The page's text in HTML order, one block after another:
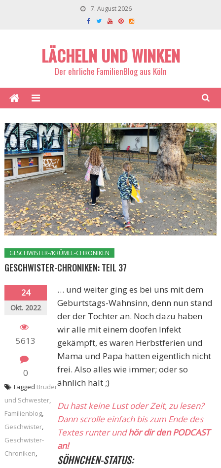
7. August 2026
LÄCHELN UND WINKEN
Der ehrliche FamilienBlog aus Köln
GESCHWISTER-/KRÜMEL-CHRONIKEN
GESCHWISTER-CHRONIKEN: TEIL 37
24
Okt. 2022
5613
0
… und weiter ging es bei uns mit dem
Geburtstags-Wahnsinn, denn nun stand
der der Tochter an. Noch dazu haben
wir alle mit einem doofen Infekt
gekämpft, es waren Herbstferien und
Mama und Papa hatten eigentlich nicht
frei. Also alles wie immer; oder so
ähnlich halt ;)
Du hast keine Lust oder Zeit, zu lesen?
Dann scrolle einfach bis zum Ende des
Textes runter undhör dir den PODCAST
an!
SÖHNCHEN-STATUS:
Tagged Bruder
und Schwester,
Familienblog,
Geschwister,
Geschwister-
Chroniken,